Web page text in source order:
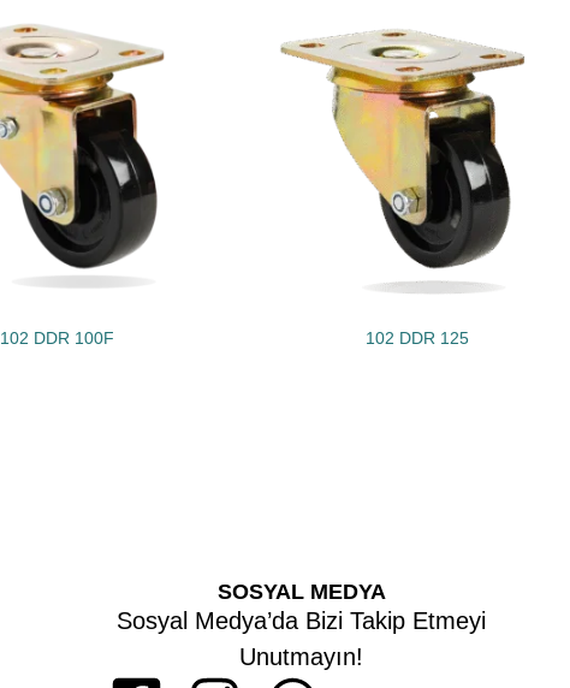
102 DDR 100F 102 DDR 125
SOSYAL MEDYA
Sosyal Medya’da Bizi Takip Etmeyi
Unutmayın!